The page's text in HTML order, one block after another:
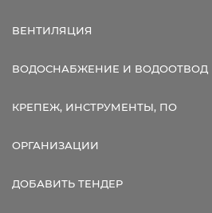
ВЕНТИЛЯЦИЯ
ВОДОСНАБЖЕНИЕ И ВОДООТВОД
КРЕПЕЖ, ИНСТРУМЕНТЫ, ПО
ОРГАНИЗАЦИИ
ДОБАВИТЬ ТЕНДЕР